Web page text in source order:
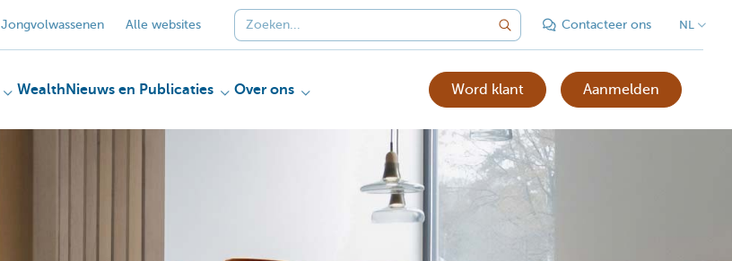
Jongvolwassenen Alle websites Contacteer ons NL
Wealth Nieuws en Publicaties Over ons Word klant Aanmelden